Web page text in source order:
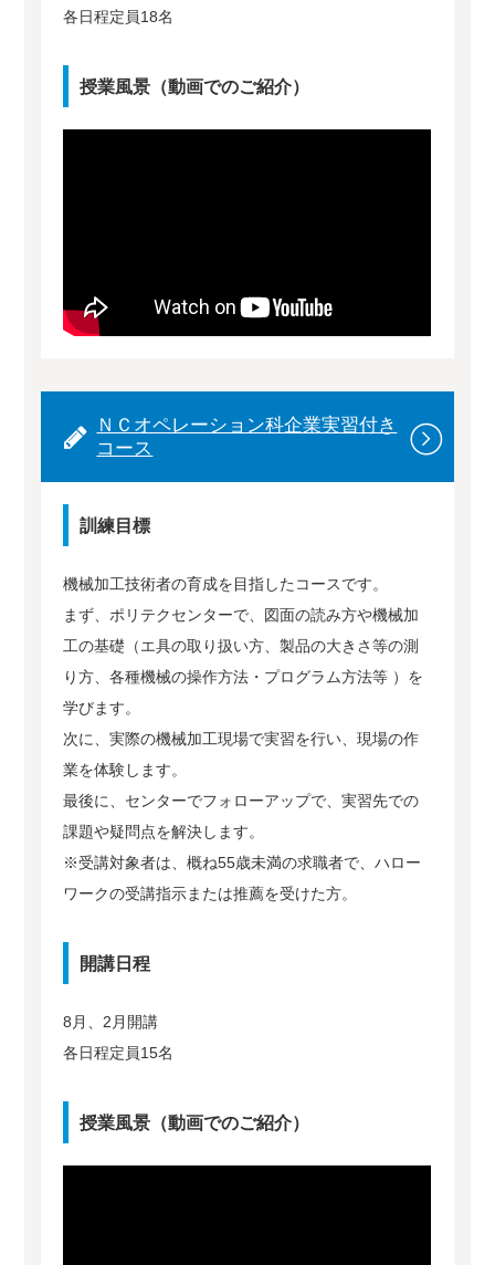
各日程定員18名
授業風景（動画でのご紹介）
ＮＣオペレーション科企業実習付き
コース
訓練目標
機械加工技術者の育成を目指したコースです。
まず、ポリテクセンターで、図面の読み方や機械加
工の基礎（エ具の取り扱い方、製品の大きさ等の測
り方、各種機械の操作方法・プログラム方法等 ）を
学びます。
次に、実際の機械加工現場で実習を行い、現場の作
業を体験します。
最後に、センターでフォローアップで、実習先での
課題や疑問点を解決します。
※受講対象者は、概ね55歳未満の求職者で、ハロー
ワークの受講指示または推薦を受けた方。
開講日程
8月、2月開講
各日程定員15名
授業風景（動画でのご紹介）